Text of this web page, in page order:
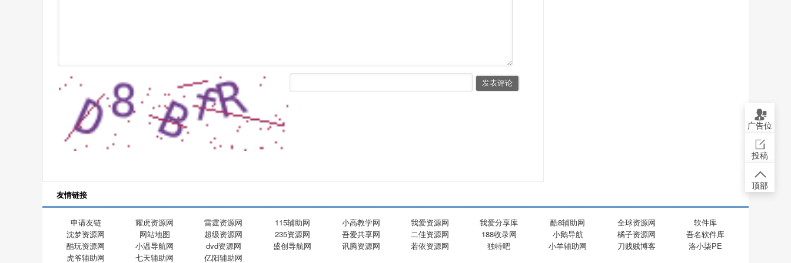
友情链接
申请友链 耀虎资源网 雷霆资源网 115辅助网 小高教学网 我爱资源网 我爱分享库 酷8辅助网 全球资源网
软件库
沈梦资源网
网站地图 超级资源网 235资源网 吾爱共享网 二佳资源网 188收录网 小鹅导航 橘子资源网
吾名软件库
酷玩资源网
小温导航网 dvd资源网 盛创导航网 讯腾资源网 若依资源网 独特吧 小羊辅助网 刀贱贱博客
洛小柒PE
虎爷辅助网
七天辅助网 亿阳辅助网
广告位
投稿
顶部